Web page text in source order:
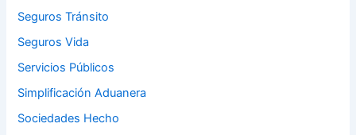
Seguros Tránsito
Seguros Vida
Servicios Públicos
Simplificación Aduanera
Sociedades Hecho